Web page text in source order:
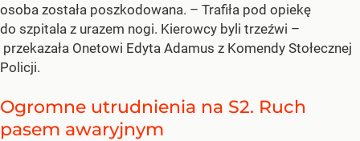
osoba została poszkodowana. – Trafiła pod opiekę
do szpitala z urazem nogi. Kierowcy byli trzeźwi –
przekazała Onetowi Edyta Adamus z Komendy Stołecznej
Policji.
Ogromne utrudnienia na S2. Ruch
pasem awaryjnym